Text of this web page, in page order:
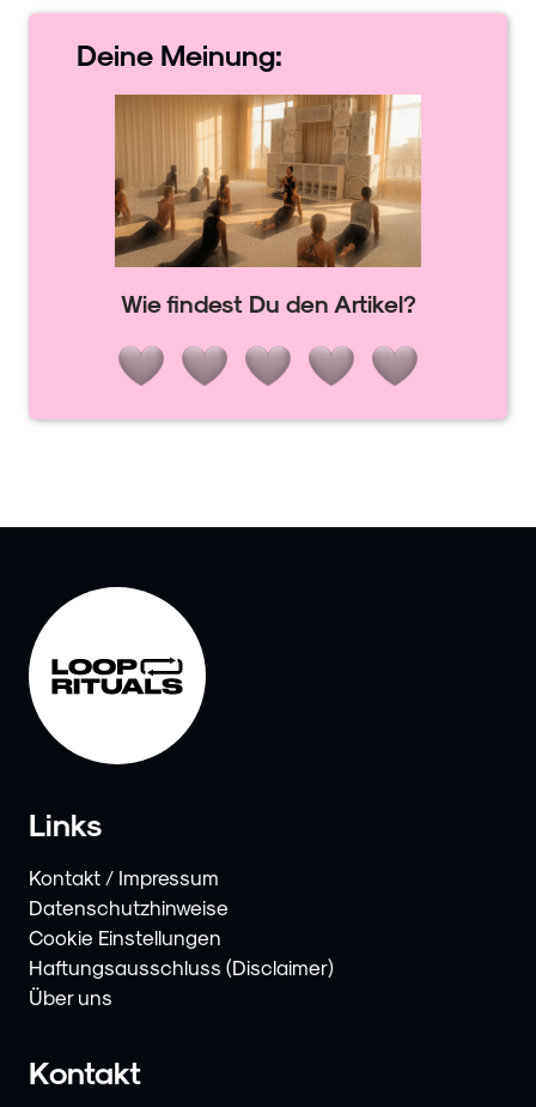
Deine Meinung:
Wie findest Du den Artikel?
Links
Kontakt / Impressum
Datenschutzhinweise
Cookie Einstellungen
Haftungsausschluss (Disclaimer)
Über uns
Kontakt